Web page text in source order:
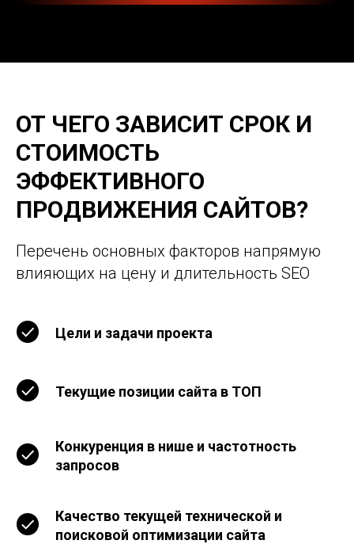
ОТ ЧЕГО ЗАВИСИТ СРОК И
СТОИМОСТЬ
ЭФФЕКТИВНОГО
ПРОДВИЖЕНИЯ САЙТОВ?
Перечень основных факторов напрямую
влияющих на цену и длительность SEO
Цели и задачи проекта
Текущие позиции сайта в ТОП
Конкуренция в нише и частотность
запросов
Качество текущей технической и
поисковой оптимизации сайта